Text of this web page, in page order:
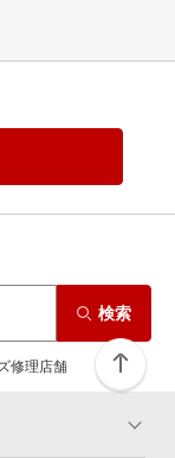
検索
修理店舗